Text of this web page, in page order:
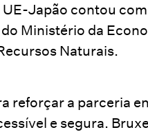
Japão contou
Ministério da
Naturais.
reforçar a parceria
e segura.